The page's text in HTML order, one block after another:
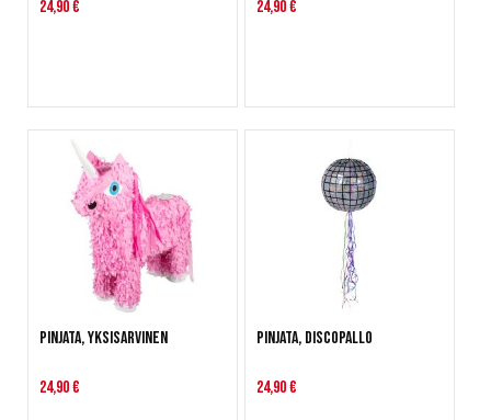
24,90 €
24,90 €
Pinjata, Yksisarvinen
24,90 €
Pinjata, Discopallo
24,90 €